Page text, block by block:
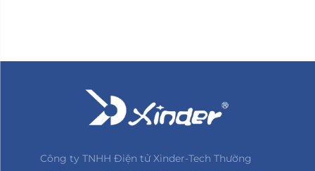
Công ty TNHH Điện tử Xinder-Tech Thường